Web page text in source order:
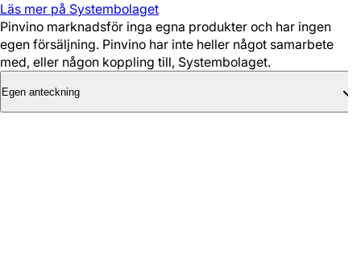
Läs mer på Systembolaget
Pinvino marknadsför inga egna produkter och har ingen
egen försäljning. Pinvino har inte heller något samarbete
med, eller någon koppling till, Systembolaget.
Egen anteckning